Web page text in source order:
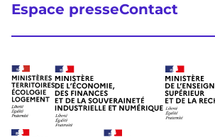
Espace presseContact